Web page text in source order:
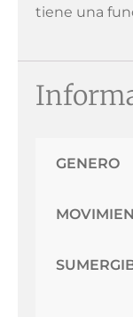
tiene una
GENERO